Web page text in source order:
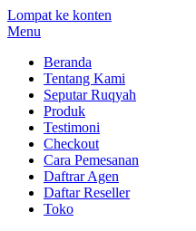
Lompat ke konten
Menu
Beranda
Tentang Kami
Seputar Ruqyah
Produk
Testimoni
Checkout
Cara Pemesanan
Daftrar Agen
Daftar Reseller
Toko